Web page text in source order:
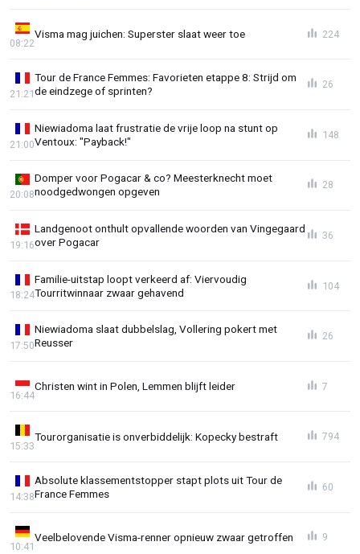
Visma mag juichen: Superster slaat weer toe
08:22
224
Tour de France Femmes: Favorieten etappe 8: Strijd om
de eindzege of sprinten?
21:21
26
Niewiadoma laat frustratie de vrije loop na stunt op
Ventoux: "Payback!"
21:00
148
Domper voor Pogacar & co? Meesterknecht moet
noodgedwongen opgeven
20:08
28
Landgenoot onthult opvallende woorden van Vingegaard
over Pogacar
19:16
36
Familie-uitstap loopt verkeerd af: Viervoudig
Tourritwinnaar zwaar gehavend
18:24
104
Niewiadoma slaat dubbelslag, Vollering pokert met
Reusser
17:50
26
Christen wint in Polen, Lemmen blijft leider
16:44
7
Tourorganisatie is onverbiddelijk: Kopecky bestraft
15:33
794
Absolute klassementstopper stapt plots uit Tour de
France Femmes
14:38
60
Veelbelovende Visma-renner opnieuw zwaar getroffen
10:41
9